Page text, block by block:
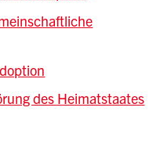
des Heimatstaates